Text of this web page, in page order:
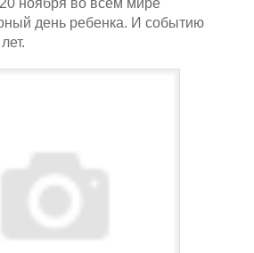
ноября во всем мире
день ребенка. И событию